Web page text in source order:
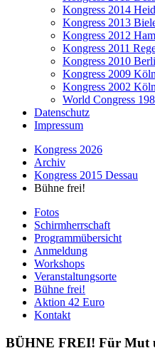
Kongress 2014
Kongress 2013
Kongress 2012
Kongress 2011
Kongress 2010
Kongress 2009 Köln
Kongress 2002 Köln
World Congress
Datenschutz
Impressum
Kongress 2026
Archiv
Kongress 2015 Dessau
Bühne frei!
Fotos
Schirmherrschaft
Programmübersicht
Anmeldung
Workshops
Veranstaltungsorte
Bühne frei!
Aktion 42 Euro
Kontakt
BÜHNE FREI! Für Mut